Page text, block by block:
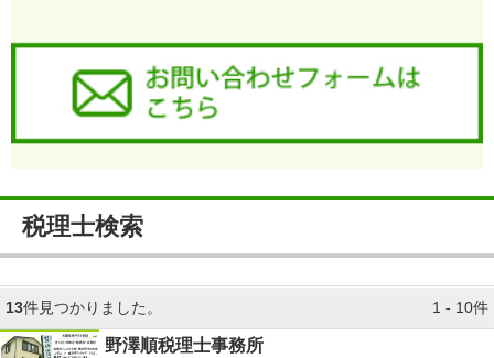
税理士検索
13件見つかりました。 1 - 10件
野澤順税理士事務所